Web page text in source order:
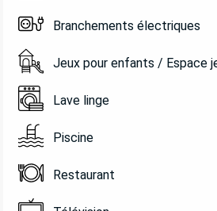
Branchements électriques
Jeux pour enfants / Espace
Lave linge
Piscine
Restaurant